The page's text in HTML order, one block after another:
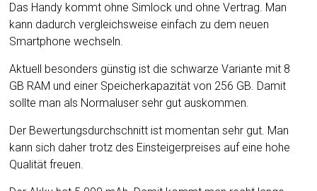
Das Handy kommt ohne Simlock und ohne Vertrag. Man
kann dadurch vergleichsweise einfach zu dem neuen
Smartphone wechseln.
Aktuell besonders günstig ist die schwarze Variante mit 8
GB RAM und einer Speicherkapazität von 256 GB. Damit
sollte man als Normaluser sehr gut auskommen.
Der Bewertungsdurchschnitt ist momentan sehr gut. Man
kann sich daher trotz des Einsteigerpreises auf eine hohe
Qualität freuen.